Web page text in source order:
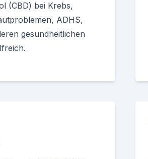
(CBD) bei Krebs,
ADHS,
gesundheitlichen